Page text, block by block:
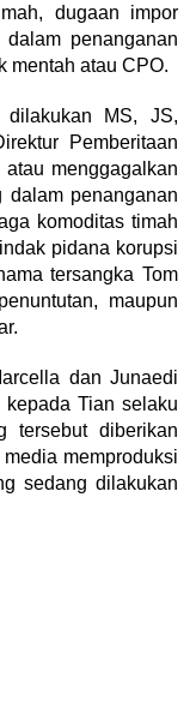
dugaan impor
penanganan
mentah atau CPO.
dilakukan MS, JS,
Pemberitaan
menggagalkan
penanganan
komoditas timah
pidana korupsi
tersangka Tom
maupun
dan Junaedi
Tian selaku
tersebut diberikan
memproduksi
sedang dilakukan